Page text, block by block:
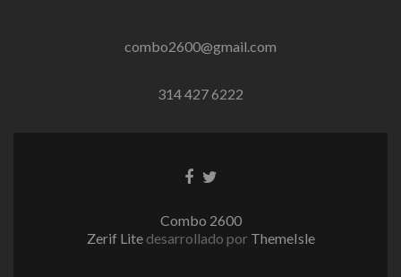
combo2600@gmail.com
314 427 6222
EnlaceEnlace
Combo 2600
Zerif Lite desarrollado por ThemeIsle